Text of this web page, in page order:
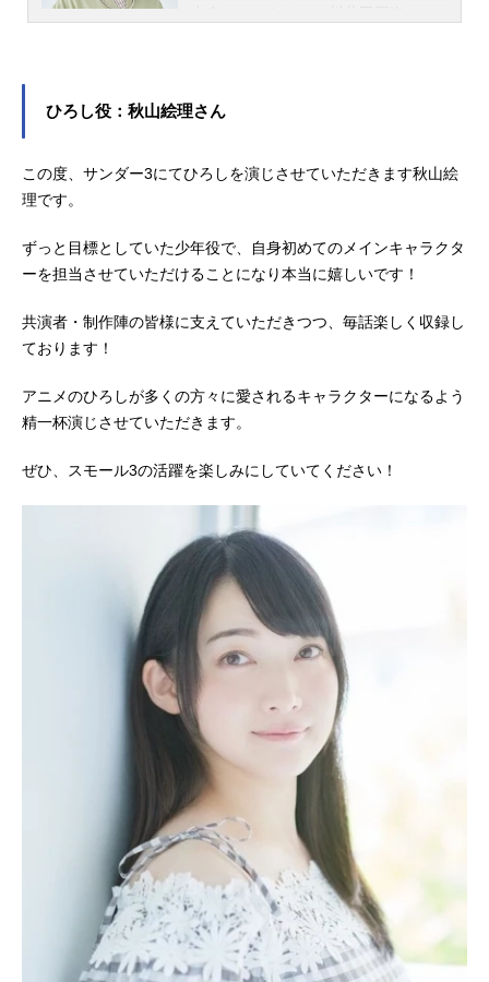
ひろし役：秋山絵理さん
この度、サンダー3にてひろしを演じさせていただきます秋山絵
理です。
ずっと目標としていた少年役で、自身初めてのメインキャラクタ
ーを担当させていただけることになり本当に嬉しいです！
共演者・制作陣の皆様に支えていただきつつ、毎話楽しく収録し
ております！
アニメのひろしが多くの方々に愛されるキャラクターになるよう
精一杯演じさせていただきます。
ぜひ、スモール3の活躍を楽しみにしていてください！